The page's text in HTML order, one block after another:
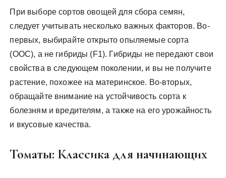
При выборе сортов овощей для сбора семян,
следует учитывать несколько важных факторов. Во-
первых, выбирайте открыто опыляемые сорта
(ООС), а не гибриды (F1). Гибриды не передают свои
свойства в следующем поколении, и вы не получите
растение, похожее на материнское. Во-вторых,
обращайте внимание на устойчивость сорта к
болезням и вредителям, а также на его урожайность
и вкусовые качества.
Томаты: Классика для начинающих